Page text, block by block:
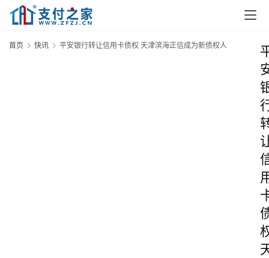
首页 快讯 平安银行转让信用卡债权 天津滨海正信成为新债权人